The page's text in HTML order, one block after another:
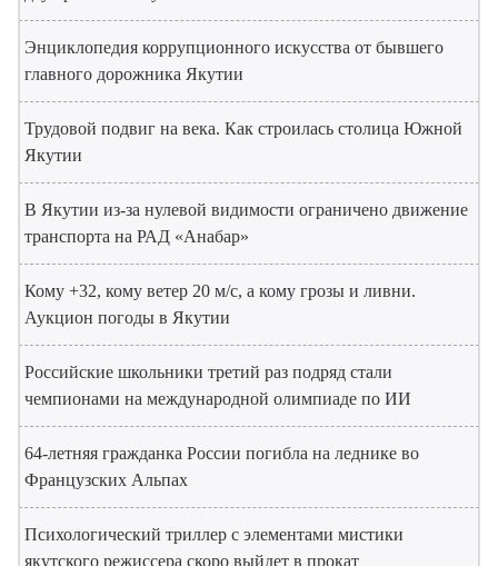
Энциклопедия коррупционного искусства от бывшего
главного дорожника Якутии
Трудовой подвиг на века. Как строилась столица Южной
Якутии
В Якутии из-за нулевой видимости ограничено движение
транспорта на РАД «Анабар»
Кому +32, кому ветер 20 м/с, а кому грозы и ливни.
Аукцион погоды в Якутии
Российские школьники третий раз подряд стали
чемпионами на международной олимпиаде по ИИ
64-летняя гражданка России погибла на леднике во
Французских Альпах
Психологический триллер с элементами мистики
якутского режиссера скоро выйдет в прокат